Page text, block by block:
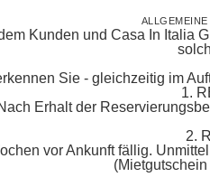
Kunden und Casa In Italia
Sie - gleichzeitig im
1.
Erhalt der
2.
vor Ankunft fällig.